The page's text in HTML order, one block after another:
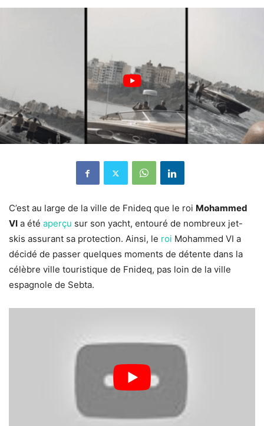
C’est au large de la ville de Fnideq que le roi Mohammed
VI a été aperçu sur son yacht, entouré de nombreux jet-
skis assurant sa protection. Ainsi, le roi Mohammed VI a
décidé de passer quelques moments de détente dans la
célèbre ville touristique de Fnideq, pas loin de la ville
espagnole de Sebta.